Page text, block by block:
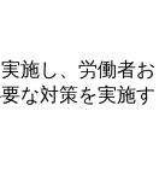
施し、労働者お
な対策を実施す